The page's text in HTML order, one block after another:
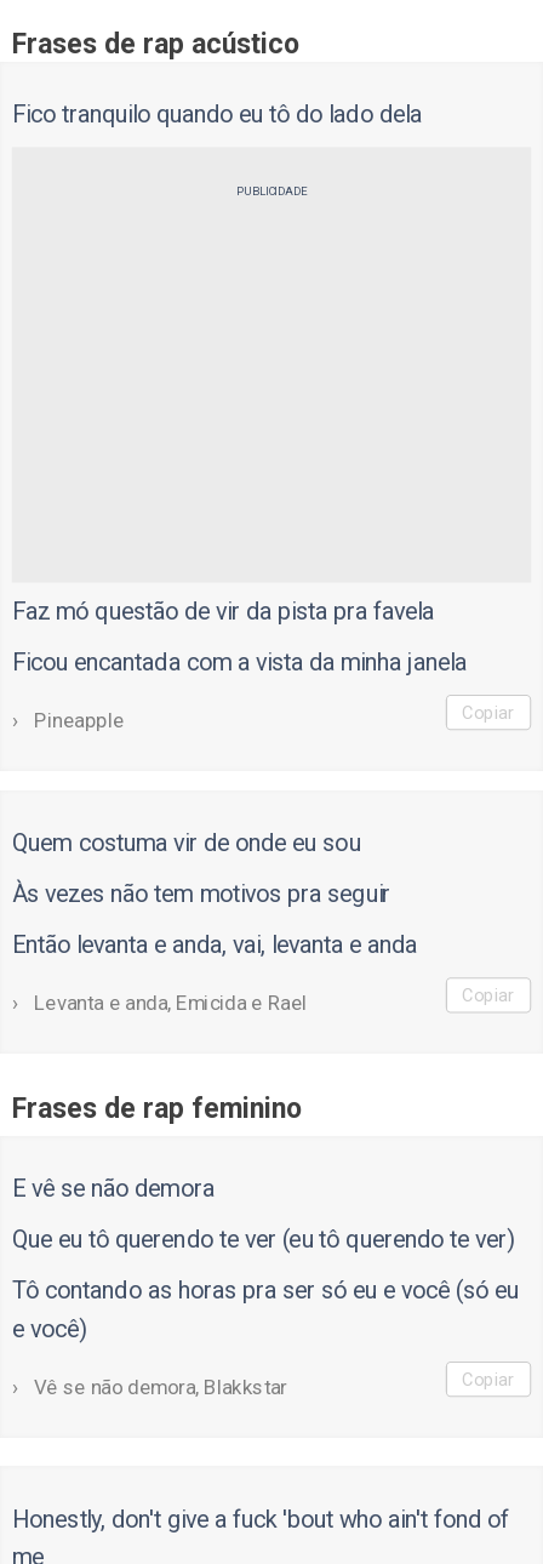
Frases de rap acústico
Fico tranquilo quando eu tô do lado dela
PUBLICIDADE
Faz mó questão de vir da pista pra favela
Ficou encantada com a vista da minha janela
Pineapple Copiar
Quem costuma vir de onde eu sou
Às vezes não tem motivos pra seguir
Então levanta e anda, vai, levanta e anda
Levanta e anda, Emicida e Rael Copiar
Frases de rap feminino
E vê se não demora
Que eu tô querendo te ver (eu tô querendo te ver)
Tô contando as horas pra ser só eu e você (só eu
e você)
Vê se não demora, Blakkstar Copiar
Honestly, don't give a fuck 'bout who ain't fond of
me